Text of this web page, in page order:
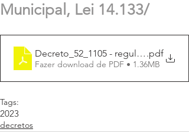
Municipal, Lei 14.133/
Decreto_52_1105 - regulamentação
.pdf
Fazer download de PDF • 1.36MB
Tags:
2023
decretos